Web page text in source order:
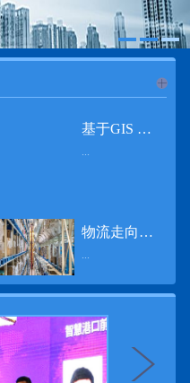
基于GIS 的小城市交通网络分析研究
...
物流走向未来的“魔法师”
...